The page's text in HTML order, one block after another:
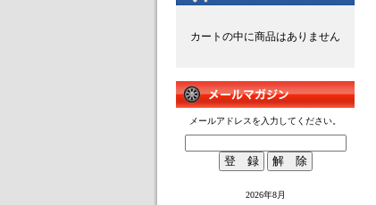
カートの中に商品はありません
メールアドレスを入力してください。
2026年8月